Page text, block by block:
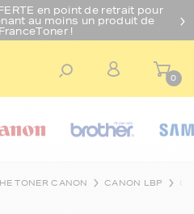
en point de retrait pour
au moins un produit de
!
0
TONER CANON CANON LBP